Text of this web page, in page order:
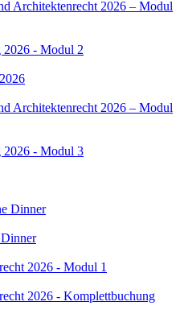
Architektenrecht 2026 – Modul
2026 - Modul 2
Architektenrecht 2026 – Modul
2026 - Modul 3
Dinner
2026 - Modul 1
2026 - Komplettbuchung